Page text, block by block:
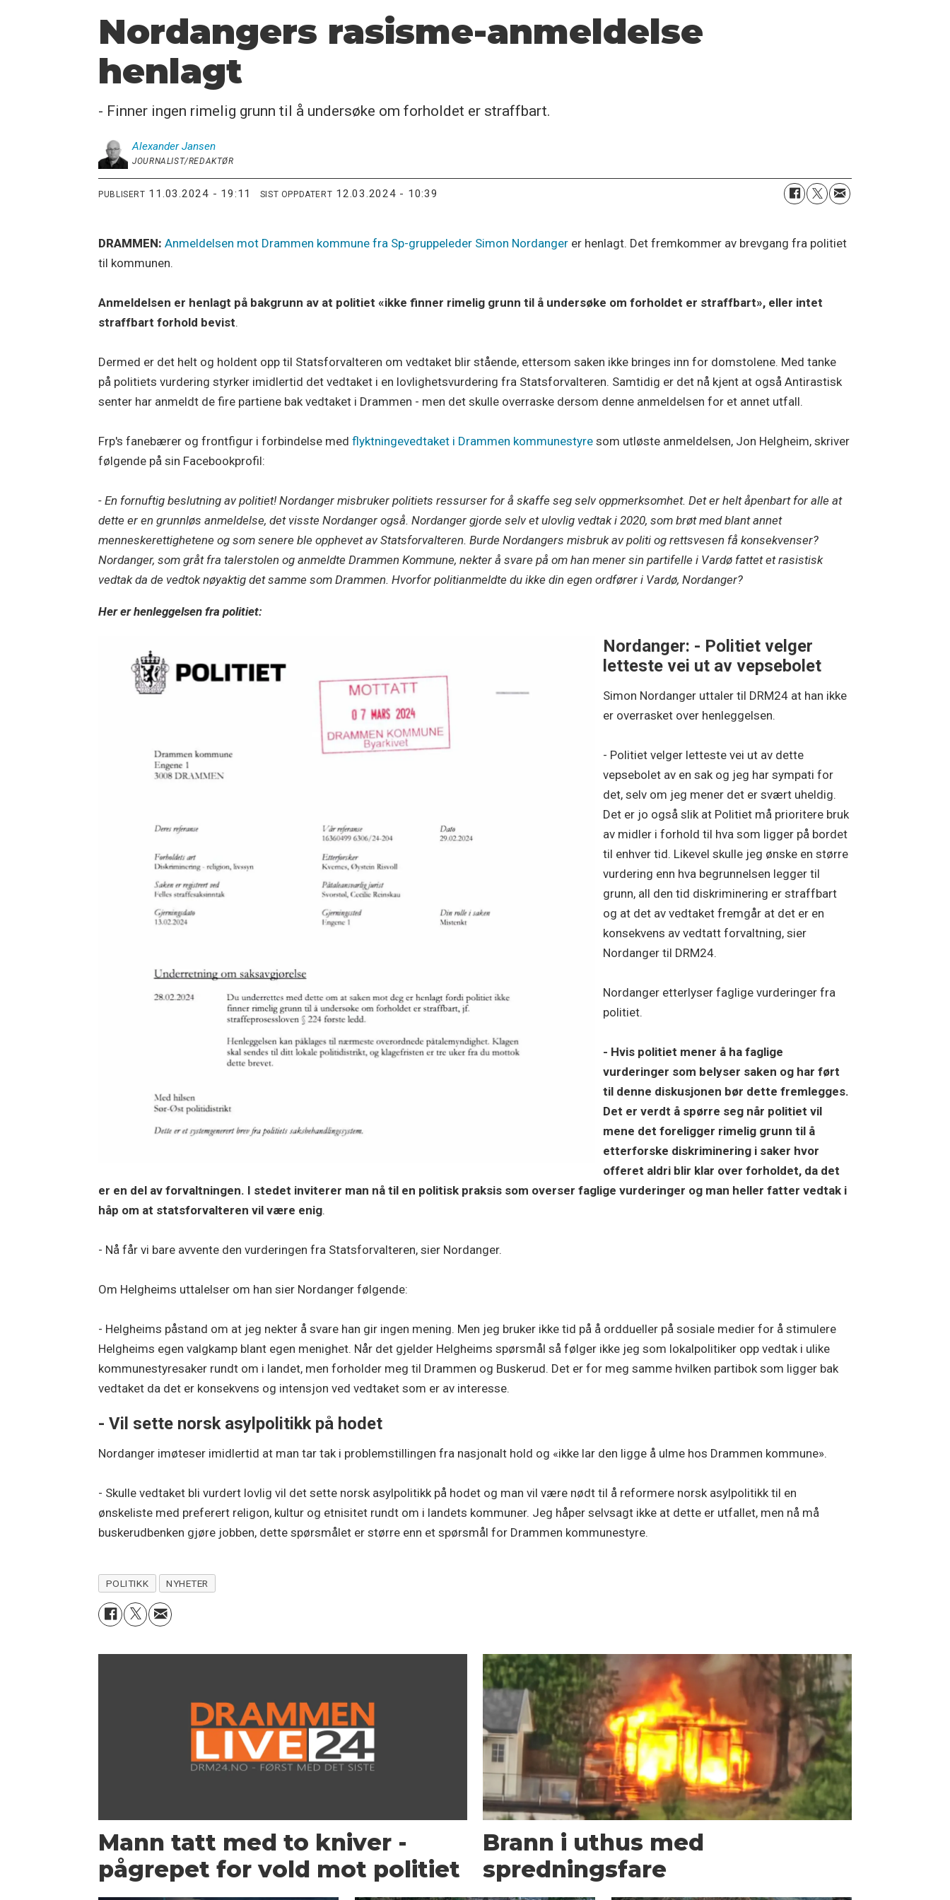
Nordangers rasisme-anmeldelse
henlagt
- Finner ingen rimelig grunn til å undersøke om forholdet er straffbart.
Alexander Jansen
JOURNALIST/REDAKTØR
PUBLISERT 11.03.2024 - 19:11 SIST OPPDATERT 12.03.2024 - 10:39
DRAMMEN:Anmeldelsen mot Drammen kommune fra Sp-gruppeleder Simon Nordanger er henlagt. Det fremkommer av brevgang fra politiet
til kommunen.
Anmeldelsen er henlagt på bakgrunn av at politiet «ikke finner rimelig grunn til å undersøke om forholdet er straffbart», eller intet
straffbart forhold bevist.
Dermed er det helt og holdent opp til Statsforvalteren om vedtaket blir stående, ettersom saken ikke bringes inn for domstolene. Med tanke
på politiets vurdering styrker imidlertid det vedtaket i en lovlighetsvurdering fra Statsforvalteren. Samtidig er det nå kjent at også Antirastisk
senter har anmeldt de fire partiene bak vedtaket i Drammen - men det skulle overraske dersom denne anmeldelsen for et annet utfall.
Frp's fanebærer og frontfigur i forbindelse medflyktningevedtaket i Drammen kommunestyre som utløste anmeldelsen, Jon Helgheim, skriver
følgende på sin Facebookprofil:
- En fornuftig beslutning av politiet! Nordanger misbruker politiets ressurser for å skaffe seg selv oppmerksomhet. Det er helt åpenbart for alle at
dette er en grunnløs anmeldelse, det visste Nordanger også. Nordanger gjorde selv et ulovlig vedtak i 2020, som brøt med blant annet
menneskerettighetene og som senere ble opphevet av Statsforvalteren. Burde Nordangers misbruk av politi og rettsvesen få konsekvenser?
Nordanger, som gråt fra talerstolen og anmeldte Drammen Kommune, nekter å svare på om han mener sin partifelle i Vardø fattet et rasistisk
vedtak da de vedtok nøyaktig det samme som Drammen. Hvorfor politianmeldte du ikke din egen ordfører i Vardø, Nordanger?
Her er henleggelsen fra politiet:
Nordanger: - Politiet velger
letteste vei ut av vepsebolet
Simon Nordanger uttaler til DRM24 at han ikke
er overrasket over henleggelsen.
- Politiet velger letteste vei ut av dette
vepsebolet av en sak og jeg har sympati for
det, selv om jeg mener det er svært uheldig.
Det er jo også slik at Politiet må prioritere bruk
av midler i forhold til hva som ligger på bordet
til enhver tid. Likevel skulle jeg ønske en større
vurdering enn hva begrunnelsen legger til
grunn, all den tid diskriminering er straffbart
og at det av vedtaket fremgår at det er en
konsekvens av vedtatt forvaltning, sier
Nordanger til DRM24.
Nordanger etterlyser faglige vurderinger fra
politiet.
- Hvis politiet mener å ha faglige
vurderinger som belyser saken og har ført
til denne diskusjonen bør dette fremlegges.
Det er verdt å spørre seg når politiet vil
mene det foreligger rimelig grunn til å
etterforske diskriminering i saker hvor
offeret aldri blir klar over forholdet, da det
er en del av forvaltningen. I stedet inviterer man nå til en politisk praksis som overser faglige vurderinger og man heller fatter vedtak i
håp om at statsforvalteren vil være enig.
- Nå får vi bare avvente den vurderingen fra Statsforvalteren, sier Nordanger.
Om Helgheims uttalelser om han sier Nordanger følgende:
- Helgheims påstand om at jeg nekter å svare han gir ingen mening. Men jeg bruker ikke tid på å orddueller på sosiale medier for å stimulere
Helgheims egen valgkamp blant egen menighet. Når det gjelder Helgheims spørsmål så følger ikke jeg som lokalpolitiker opp vedtak i ulike
kommunestyresaker rundt om i landet, men forholder meg til Drammen og Buskerud. Det er for meg samme hvilken partibok som ligger bak
vedtaket da det er konsekvens og intensjon ved vedtaket som er av interesse.
- Vil sette norsk asylpolitikk på hodet
Nordanger imøteser imidlertid at man tar tak i problemstillingen fra nasjonalt hold og «ikke lar den ligge å ulme hos Drammen kommune».
- Skulle vedtaket bli vurdert lovlig vil det sette norsk asylpolitikk på hodet og man vil være nødt til å reformere norsk asylpolitikk til en
ønskeliste med preferert religon, kultur og etnisitet rundt om i landets kommuner. Jeg håper selvsagt ikke at dette er utfallet, men nå må
buskerudbenken gjøre jobben, dette spørsmålet er større enn et spørsmål for Drammen kommunestyre.
POLITIKK NYHETER
Mann tatt med to kniver -
pågrepet for vold mot politiet
Brann i uthus med
spredningsfare